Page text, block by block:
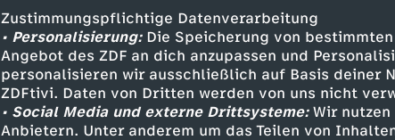
Zustimmungspflichtige Datenverarbeitung
• Personalisierung:Die Speicherung von
Angebot des ZDF an dich anzupassen und
personalisieren wir ausschließlich auf Basis deiner
ZDFtivi. Daten von Dritten werden von uns nicht
• Social Media und externe Drittsysteme:Wir nutzen
Anbietern. Unter anderem um das Teilen von
Fußball: Vorfreude auf Bundesliga
Vor Gladbach gegen Meister Leverkusen
Radsport: Start Deutschlandtour
Von Schweinfurt bis nach Saarbrücken